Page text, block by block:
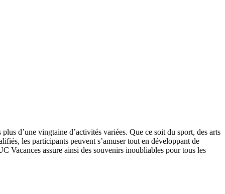
d’une vingtaine d’activités variées. Que ce soit du sport, des arts
les participants peuvent s’amuser tout en développant de
Vacances assure ainsi des souvenirs inoubliables pour tous les